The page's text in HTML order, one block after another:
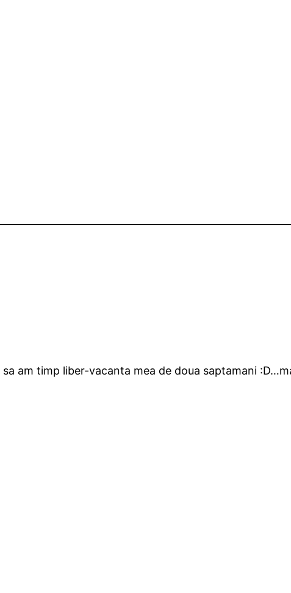
am timp liber-vacanta mea de doua saptamani